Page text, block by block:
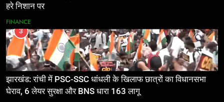
हरे निशान पर
FINANCE
3
झारखंड: रांची में PSC-SSC धांधली के खिलाफ छात्रों का विधानसभा
घेराव, 6 लेयर सुरक्षा और BNS धारा 163 लागू